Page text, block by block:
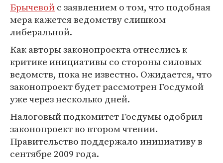
Брычевойс заявлением о том, что подобная
мера кажется ведомству слишком
либеральной.
Как авторы законопроекта отнеслись к
критике инициативы со стороны силовых
ведомств, пока не известно. Ожидается, что
законопроект будет рассмотрен Госдумой
уже через несколько дней.
Налоговый подкомитет Госдумы одобрил
законопроект во втором чтении.
Правительство поддержало инициативу в
сентябре 2009 года.